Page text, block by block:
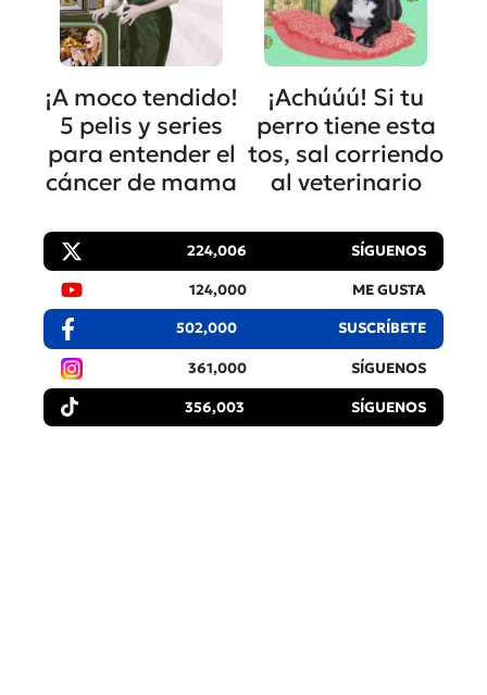
¡A moco tendido!
5 pelis y series
para entender el
cáncer de mama
¡Achúúú! Si tu
perro tiene esta
tos, sal corriendo
al veterinario
224,006 SÍGUENOS
124,000 ME GUSTA
502,000 SUSCRÍBETE
361,000 SÍGUENOS
356,003 SÍGUENOS